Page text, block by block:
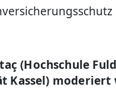
(Hochschule
Kassel) moderiert